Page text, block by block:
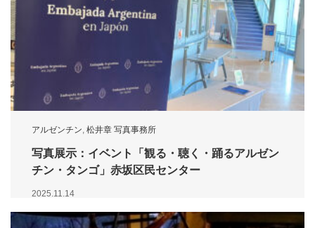
アルゼンチン, 松井章 写真事務所
写真展示：イベント「観る・聴く・踊るアルゼン
チン・タンゴ」赤坂区民センター
2025.11.14